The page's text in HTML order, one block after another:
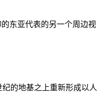
东亚代表的另一个周边视
的地基之上重新形成以人